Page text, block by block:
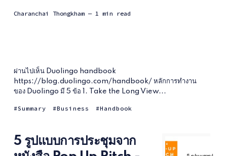
Charanchai Thongkham — 1 min read
ผ่านไปเห็น Duolingo handbook
https://blog.duolingo.com/handbook/ หลักการทำงาน
ของ Duolingo มี 5 ข้อ 1. Take the Long View...
Summary Business Handbook
5 รูปแบบการประชุมจาก